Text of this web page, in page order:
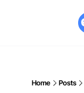
Home Posts